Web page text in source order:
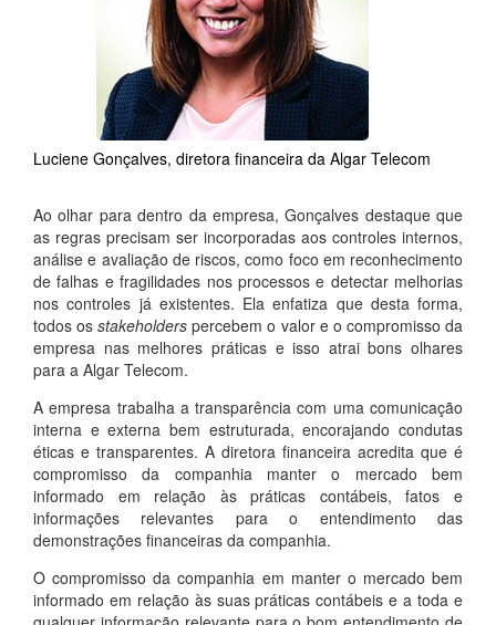
Luciene Gonçalves, diretora financeira da Algar Telecom
Ao olhar para dentro da empresa, Gonçalves destaque que
as regras precisam ser incorporadas aos controles internos,
análise e avaliação de riscos, como foco em reconhecimento
de falhas e fragilidades nos processos e detectar melhorias
nos controles já existentes. Ela enfatiza que desta forma,
todos osstakeholders percebem o valor e o compromisso da
empresa nas melhores práticas e isso atrai bons olhares
para a Algar Telecom.
A empresa trabalha a transparência com uma comunicação
interna e externa bem estruturada, encorajando condutas
éticas e transparentes. A diretora financeira acredita que é
compromisso da companhia manter o mercado bem
informado em relação às práticas contábeis, fatos e
informações relevantes para o entendimento das
demonstrações financeiras da companhia.
O compromisso da companhia em manter o mercado bem
informado em relação às suas práticas contábeis e a toda e